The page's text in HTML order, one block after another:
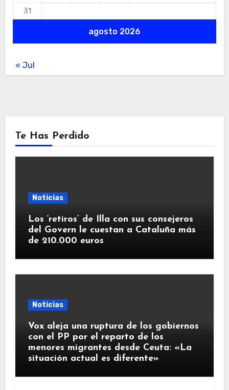
agosto 2026
31
« Jul
Te Has Perdido
Noticias
Los ‘retiros’ de Illa con sus consejeros
del Govern le cuestan a Cataluña más
de 210.000 euros
Noticias
Vox aleja una ruptura de los gobiernos
con el PP por el reparto de los
menores migrantes desde Ceuta: «La
situación actual es diferente»